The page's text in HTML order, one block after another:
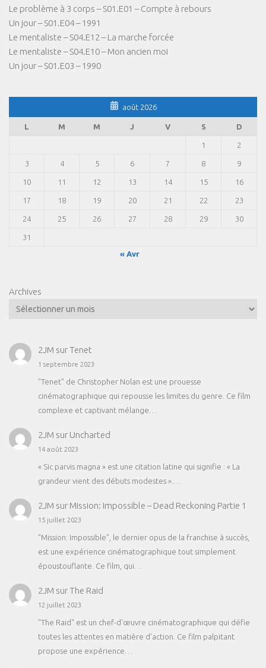
Le problème à 3 corps – S01.E01 – Compte à rebours
Un jour – S01.E04 – 1991
Le mentaliste – S04.E12 – La marche forcée
Le mentaliste – S04.E10 – Mon ancien moi
Un jour – S01.E03 – 1990
août 2026
L M M J V S D
1 2
3 4 5 6 7 8 9
10 11 12 13 14 15 16
17 18 19 20 21 22 23
24 25 26 27 28 29 30
31
« Avr
Archives
2JM surTenet
1 septembre 2023
"Tenet" de Christopher Nolan est une prouesse
cinématographique qui repousse les limites du genre. Ce film
complexe et captivant mélange…
2JM sur Uncharted
14 août 2023
« Sic parvis magna » est une citation latine qui signifie : « La
grandeur vient des débuts modestes ».…
2JM sur Mission: Impossible – Dead Reckoning Partie 1
15 juillet 2023
"Mission: Impossible", le dernier opus de la franchise à succès,
est une expérience cinématographique tout simplement
époustouflante. Ce film, qui…
2JM surThe Raid
12 juillet 2023
"The Raid" est un chef-d'œuvre cinématographique qui défie
toutes les attentes en matière d'action. Ce film palpitant
propose une expérience…